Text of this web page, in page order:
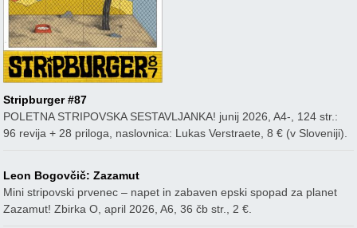
Stripburger #87
POLETNA STRIPOVSKA SESTAVLJANKA! junij 2026, A4-, 124 str.:
96 revija + 28 priloga, naslovnica: Lukas Verstraete, 8 € (v Sloveniji).
Leon Bogovčič: Zazamut
Mini stripovski prvenec – napet in zabaven epski spopad za planet
Zazamut! Zbirka O, april 2026, A6, 36 čb str., 2 €.